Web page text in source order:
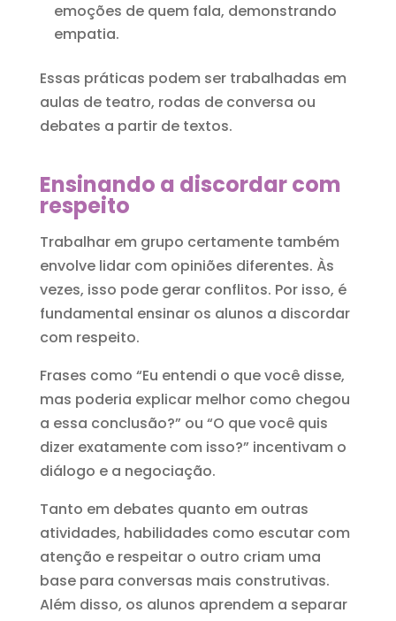
emoções de quem fala, demonstrando
empatia.
Essas práticas podem ser trabalhadas em
aulas de teatro, rodas de conversa ou
debates a partir de textos.
Ensinando a discordar com
respeito
Trabalhar em grupo certamente também
envolve lidar com opiniões diferentes. Às
vezes, isso pode gerar conflitos. Por isso, é
fundamental ensinar os alunos a discordar
com respeito.
Frases como “Eu entendi o que você disse,
mas poderia explicar melhor como chegou
a essa conclusão?” ou “O que você quis
dizer exatamente com isso?” incentivam o
diálogo e a negociação.
Tanto em debates quanto em outras
atividades, habilidades como escutar com
atenção e respeitar o outro criam uma
base para conversas mais construtivas.
Além disso, os alunos aprendem a separar